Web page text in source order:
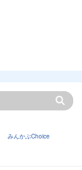
みんかぶChoice